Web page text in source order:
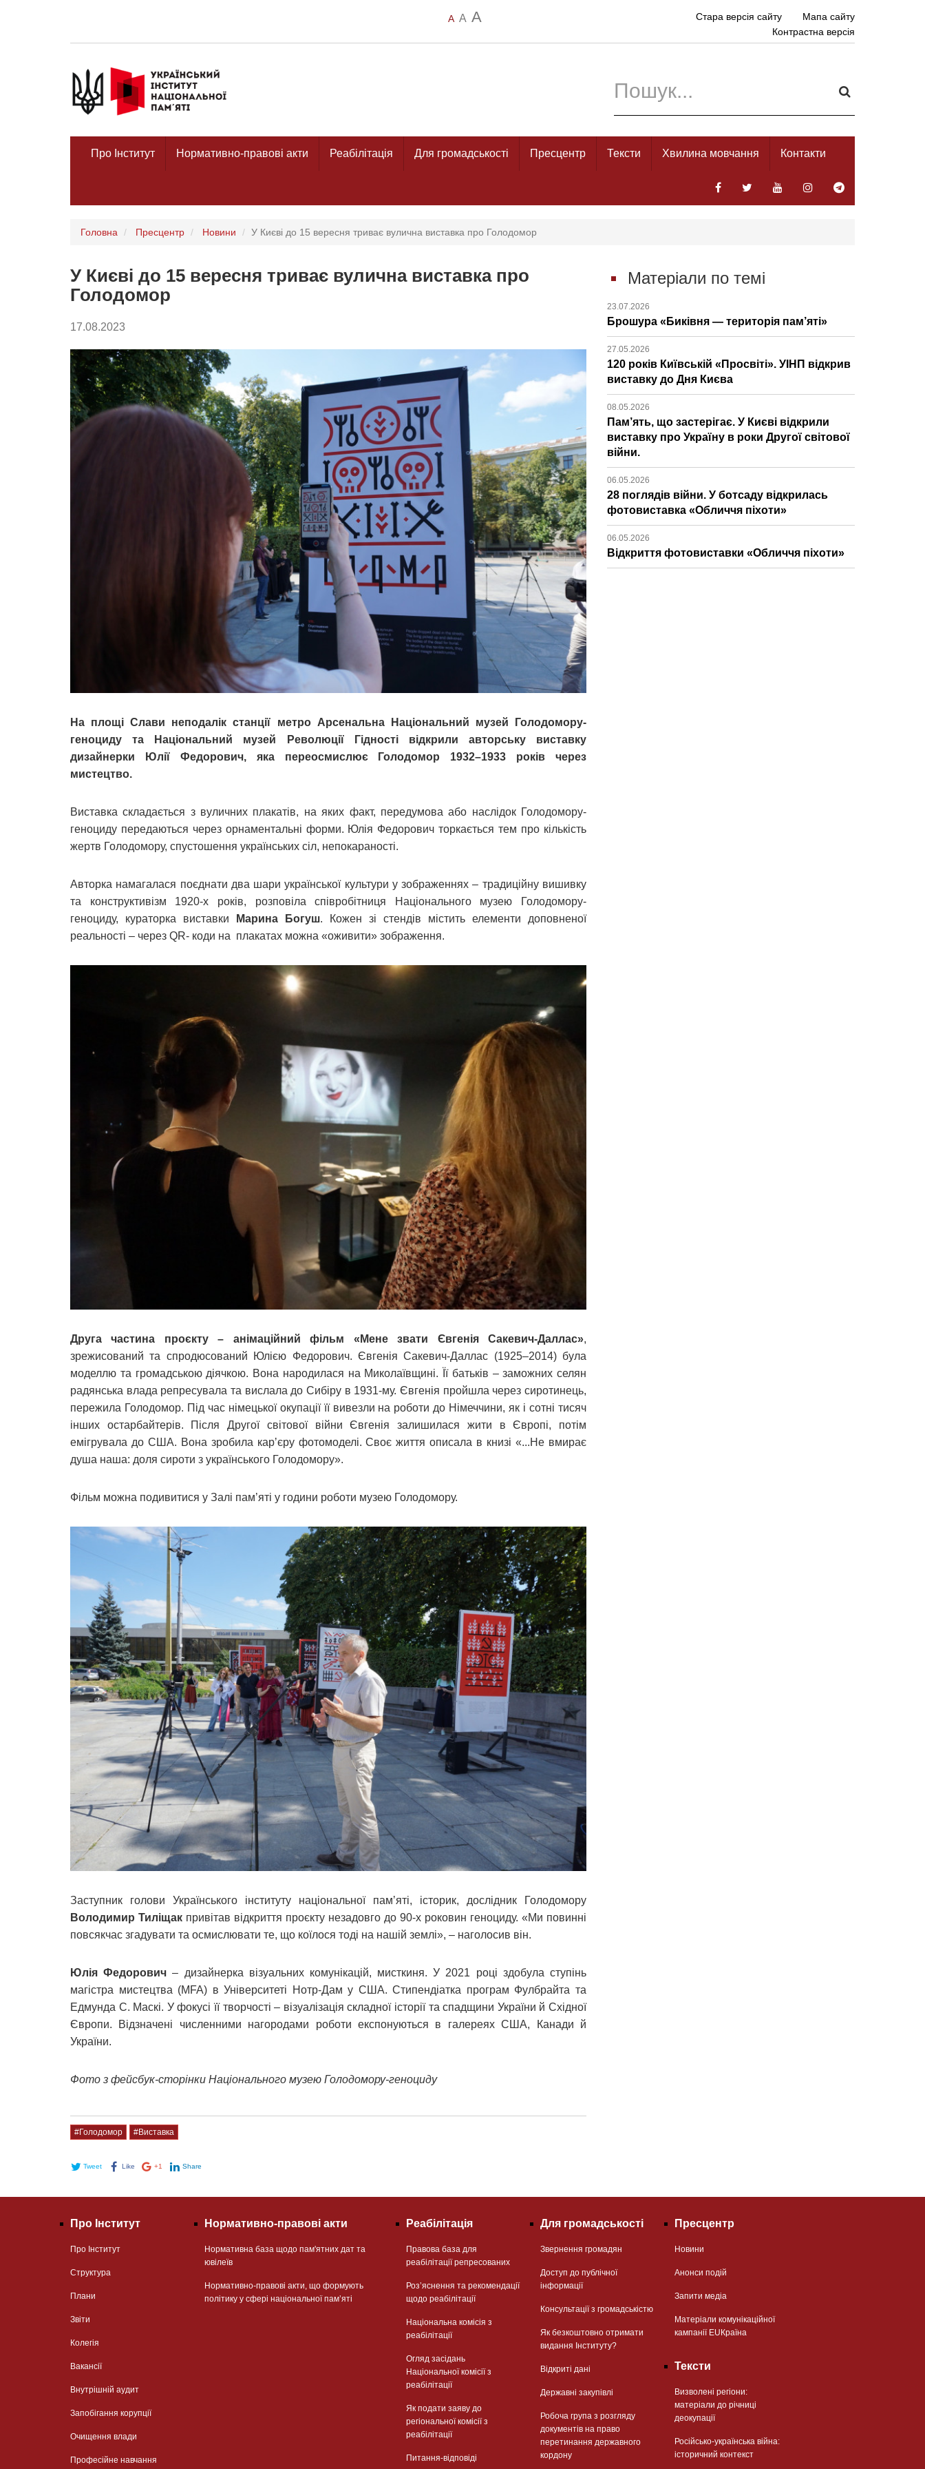
A A A Стара версія сайту
Мапа сайту
Контрастна версія
Про Інститут Нормативно-правові акти Реабілітація Для громадськості Пресцентр Тексти Хвилина мовчання Контакти
Головна Пресцентр Новини У Києві до 15 вересня триває вулична виставка про Голодомор
У Києві до 15 вересня триває вулична виставка про
Голодомор
17.08.2023
На площі Слави неподалік станції метро Арсенальна Національний музей Голодомору-
геноциду та Національний музей Революції Гідності відкрили авторську виставку
дизайнерки Юлії Федорович, яка переосмислює Голодомор 1932–1933 років через
мистецтво.
Виставка складається з вуличних плакатів, на яких факт, передумова або наслідок Голодомору-
геноциду передаються через орнаментальні форми. Юлія Федорович торкається тем про кількість
жертв Голодомору, спустошення українських сіл, непокараності.
Авторка намагалася поєднати два шари української культури у зображеннях – традиційну вишивку
та конструктивізм 1920-х років, розповіла співробітниця Національного музею Голодомору-
геноциду, кураторка виставки
Марина Богуш. Кожен зі стендів містить елементи доповненої
реальності – через QR- коди на плакатах можна «оживити» зображення.
Друга частина проєкту – анімаційний фільм «Мене звати Євгенія Сакевич-Даллас»,
зрежисований та спродюсований Юлією Федорович. Євгенія Сакевич-Даллас (1925–2014) була
моделлю та громадською діячкою. Вона народилася на Миколаївщині. Її батьків – заможних селян
радянська влада репресувала та вислала до Сибіру в 1931-му. Євгенія пройшла через сиротинець,
пережила Голодомор. Під час німецької окупації її вивезли на роботи до Німеччини, як і сотні тисяч
інших остарбайтерів. Після Другої світової війни Євгенія залишилася жити в Європі, потім
емігрувала до США. Вона зробила карʼєру фотомоделі. Своє життя описала в книзі «...Не вмирає
душа наша: доля сироти з українського Голодомору».
Фільм можна подивитися у Залі пам’яті у години роботи музею Голодомору.
Заступник голови Українського інституту національної памʼяті, історик, дослідник Голодомору
Володимир Тиліщак привітав відкриття проєкту незадовго до 90-х роковин геноциду. «Ми повинні
повсякчас згадувати та осмислювати те, що коїлося тоді на нашій землі», – наголосив він.
Юлія Федорович – дизайнерка візуальних комунікацій, мисткиня. У 2021 році здобула ступінь
магістра мистецтва (MFA) в Університеті Нотр-Дам у США. Стипендіатка програм Фулбрайта та
Едмунда С. Маскі. У фокусі її творчості – візуалізація складної історії та спадщини України й Східної
Європи. Відзначені численними нагородами роботи експонуються в галереях США, Канади й
України.
Фото з фейсбук-сторінки Національного музею Голодомору-геноциду
#Голодомор #Виставка
Tweet Like +1 Share
Матеріали по темі
23.07.2026
Брошура «Биківня — територія пам’яті»
27.05.2026
120 років Київській «Просвіті». УІНП відкрив
виставку до Дня Києва
08.05.2026
Пам’ять, що застерігає. У Києві відкрили
виставку про Україну в роки Другої світової
війни.
06.05.2026
28 поглядів війни. У ботсаду відкрилась
фотовиставка «Обличчя піхоти»
06.05.2026
Відкриття фотовиставки «Обличчя піхоти»
Про Інститут
Про Інститут
Структура
Плани
Звіти
Колегія
Вакансії
Внутрішній аудит
Запобігання корупції
Очищення влади
Професійне навчання
Нормативно-правові акти
Нормативна база щодо пам'ятних дат та
ювілеїв
Нормативно-правові акти, що формують
політику у сфері національної памʼяті
Реабілітація
Правова база для
реабілітації репресованих
Розʼяснення та рекомендації
щодо реабілітації
Національна комісія з
реабілітації
Огляд засідань
Національної комісії з
реабілітації
Як подати заяву до
регіональної комісії з
реабілітації
Питання-відповіді
Для громадськості
Звернення громадян
Доступ до публічної
інформації
Консультації з громадськістю
Як безкоштовно отримати
видання Інституту?
Відкриті дані
Державні закупівлі
Робоча група з розгляду
документів на право
перетинання державного
кордону
Пресцентр
Новини
Анонси подій
Запити медіа
Матеріали комунікаційної
кампанії EUКраїна
Тексти
Визволені регіони:
матеріали до річниці
деокупації
Російсько-українська війна:
історичний контекст